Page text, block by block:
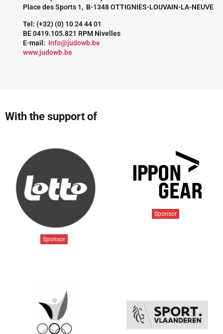
Place des Sports 1, B-1348 OTTIGNIES-LOUVAIN-LA-NEUVE
Tel: (+32) (0) 10 24 44 01
BE 0419.105.821 RPM Nivelles
E-mail: info@judowb.be
www.judowb.be
With the support of
Sponsor
Sponsor